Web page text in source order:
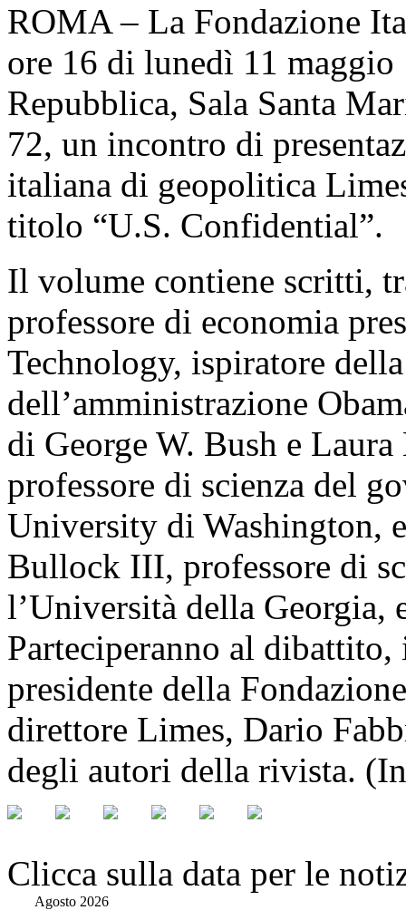
ROMA – La Fondazione
ore 16 di lunedì 11
Repubblica, Sala Santa
72, un incontro di
italiana di geopolitica
titolo “U.S. Confidential”.
Il volume contiene scritti,
professore di economia
Technology, ispiratore
dell’amministrazione
di George W. Bush e
professore di scienza del
University di Washington,
Bullock III, professore di
l’Università della Georgia,
Parteciperanno al
presidente della
direttore Limes, Dario
degli autori della rivista.
Clicca sulla data per le
Agosto 2026